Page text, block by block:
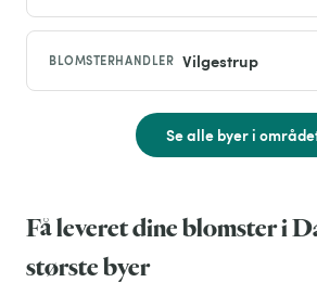
BLOMSTERHANDLER Vilgestrup
Se alle byer i
Få leveret dine blomster i
største byer